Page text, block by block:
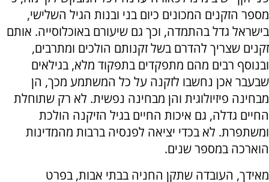
מספר הזקנים המכונים כיום בני ובנות הגיל השלישי,
בישראל גדל בהתמדה, וכך גם שיעורם באוכלוסייה. אותם
זקנים שצריך להדרם בשל זקנותם הולכים ומתרבים,
ובנוסף רבים מהם מתפקדים בתפקוד מלא, בגילאים
שבעבר אכן נחשבו לזקנה על כל המשתמע מכך, הן
מבחינה פיזיולוגית והן מבחינה נפשית. לא רק שתוחלת
החיים גדלה, גם איכות החיים בגיל הזיקנה הולכת
ומשתפרת. לא בכדי יציאה לפנסיה ברבות מהמדינות
הוארכה במספר שנים.
מאידך, העובדה שתקן החניה בבתי אבות, בפרט